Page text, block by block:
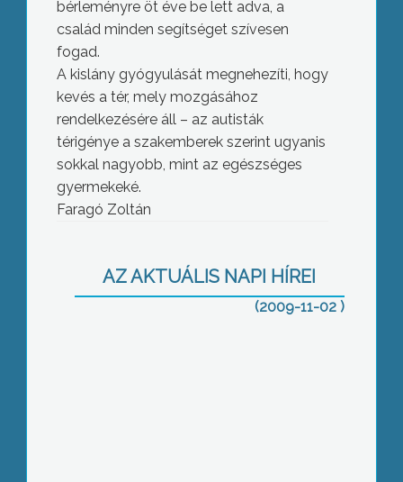
bérleményre öt éve be lett adva, a
család minden segítséget szívesen
fogad.
A kislány gyógyulását megnehezíti, hogy
kevés a tér, mely mozgásához
rendelkezésére áll – az autisták
térigénye a szakemberek szerint ugyanis
sokkal nagyobb, mint az egészséges
gyermekeké.
Faragó Zoltán
AZ AKTUÁLIS NAPI HÍREI
(2009-11-02 )
Németi László főépítész a
Közlekedési Klub összejövetelén